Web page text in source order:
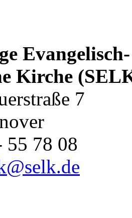
Evangelisch-
Kirche
7
55 78 08